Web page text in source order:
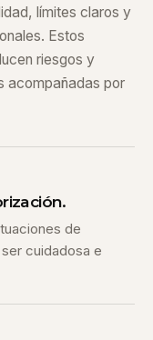
límites claros y
Estos
riesgos y
acompañadas por
de
cuidadosa e